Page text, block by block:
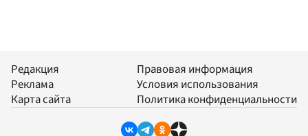
Редакция
Реклама
Карта сайта
Правовая информация
Условия использования
Политика конфиденциальности